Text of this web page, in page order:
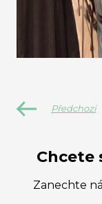
Předchozí
Chcete
Zanechte